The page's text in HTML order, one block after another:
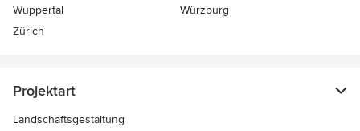
Wuppertal
Würzburg
Zürich
Projektart
Landschaftsgestaltung